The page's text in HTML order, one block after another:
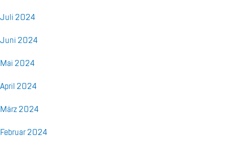
Juli 2024
Juni 2024
Mai 2024
April 2024
März 2024
Fe­bru­ar 2024